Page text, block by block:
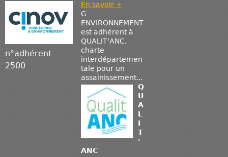
n°adhérent
2500
En savoir +
G
ENVIRONNEMENT
est adhérent à
QUALIT'ANC,
charte
interdépartemen
tale pour un
assainissement...
Q
U
A
L
I
T
'
ANC